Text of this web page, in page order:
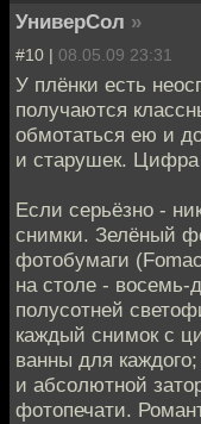
УниверСол »
#10 | 08.05.09 23:31
У плёнки есть
получаются
обмотаться ею и
и старушек.
Если серьёзно -
снимки. Зелёный
фотобумаги
на столе - восемь-
полусотней
каждый снимок с
ванны для
и абсолютной
фотопечати.